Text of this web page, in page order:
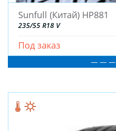
Sunfull (Китай) HP881
235/55 R18 V
Под заказ
— — —